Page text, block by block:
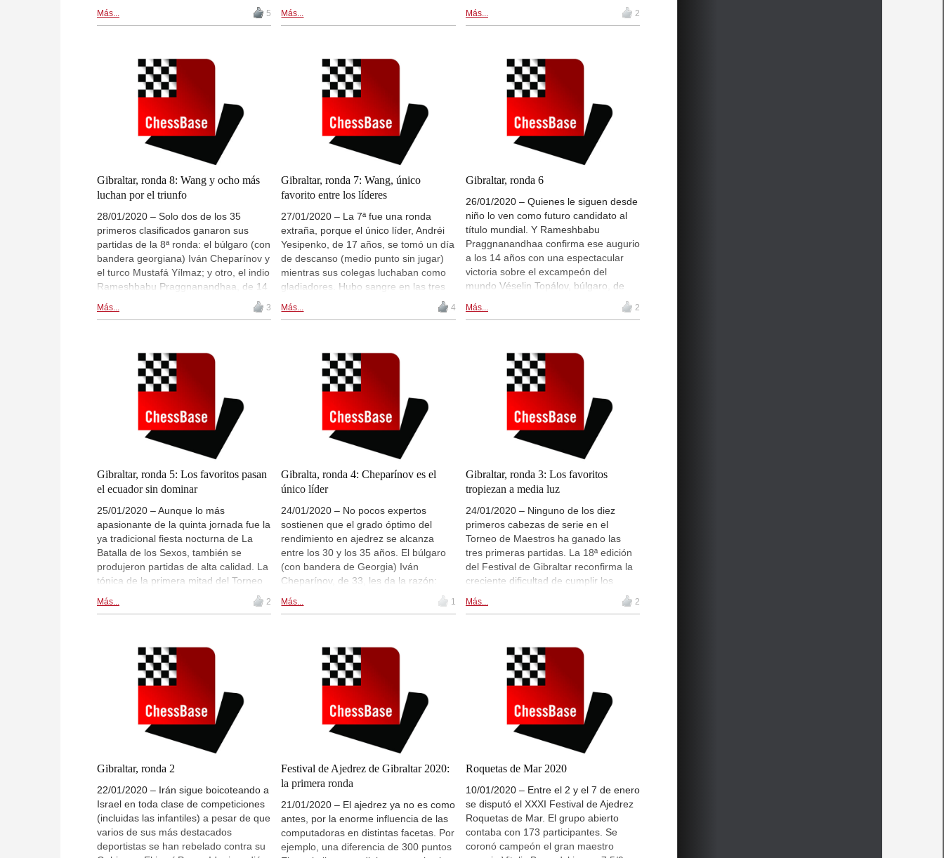
años, quien derrotó en las semifinales
del desempate rápido a su compatriota
asombroso es el resultado del indio
Rameshbabu Praggnanandhaa, de 14
años: empatado en el 8º puesto de
250 participantes. Crónica final por
Leontxo García. | Foto: Niki Riga
Más... 5
postura estóica acerca de las derrotas,
mostrando las partidas más bellas de
su carrera y explicando sus puntos de
vista. | Foto: John Saunders
Más...
(tablas) en el remate al iraní Parham
ruso David Paravyán, a quienes se
añadió el inesperado turco Mustafá
Yílmaz. Incluso grandes favoritos a
medio punto de la cabeza (Vachier-
Lagrave, Topálov, Navara…) tienen
todavía alguna remota posibilidad de
ganar el torneo. | Foto: Niki Riga
Más... 2
Gibraltar, ronda 8: Wang y ocho más
luchan por el triunfo
28/01/2020 – Solo dos de los 35
primeros clasificados ganaron sus
partidas de la 8ª ronda: el búlgaro (con
bandera georgiana) Iván Cheparínov y
el turco Mustafá Yílmaz; y otro, el indio
Rameshbabu Praggnanandhaa, de 14
años, venció por incomparecencia de
su rival enfermo, el azerbaiyano
clasificados a falta de dos rondas
(cuatro de ellos con 6,5 puntos, y cinco
con 6), solo el chino Hao Wang estaba
entre los diez primeros de la lista
inicial. | Foto: Niki Riga
Más... 3
Gibraltar, ronda 7: Wang, único
favorito entre los líderes
27/01/2020 – La 7ª fue una ronda
extraña, porque el único líder, Andréi
Yesipenko, de 17 años, se tomó un día
de descanso (medio punto sin jugar)
mientras sus colegas luchaban como
gladiadores. Hubo sangre en las tres
primeras mesas: el chino Hao Wang, el
iraní Parham Maghsoodloo y el ruso
años), el argentino Alan Pichot y el
ruso Mijaíl Antípov, respectivamente.
De modo que ahora hay cuatro
líderes, uno descansado y tres
jadeantes por el gran esfuerzo. |
Fotografías (también de la "Batalla de
los sexos, en la galería), por John
Más... 4
Gibraltar, ronda 6
26/01/2020 – Quienes le siguen desde
niño lo ven como futuro candidato al
título mundial. Y Rameshbabu
Praggnanandhaa confirma ese augurio
a los 14 años con una espectacular
victoria sobre el excampeón del
mundo Véselin Topálov, búlgaro, de
Maestros en el Festival de Gibraltar.
con medio punto más que siete
perseguidores. | Foto: Niki Riga
(Festival de Ajedrez de Gibraltar 2020)
Más... 2
Gibraltar, ronda 5: Los favoritos pasan
el ecuador sin dominar
25/01/2020 – Aunque lo más
apasionante de la quinta jornada fue la
ya tradicional fiesta nocturna de La
Batalla de los Sexos, también se
produjeron partidas de alta calidad. La
tónica de la primera mitad del Torneo
de los Maestros es la dificultad de los
favoritos para imponerse. De ellos,
Cheparínov, el iraní Parham
Maghsoodloo y los rusos Andréi
Yesipenko y David Paravyán. Y solo el
búlgaro Véselin Topálov, excampeón
del mundo, está en el grupo de
perseguidores.| Foto: John Saunders
(Festival de Ajedrez de Gibraltar 2020)
Más... 2
Gibralta, ronda 4: Cheparínov es el
único líder
24/01/2020 – No pocos expertos
sostienen que el grado óptimo del
rendimiento en ajedrez se alcanza
entre los 30 y los 35 años. El búlgaro
(con bandera de Georgia) Iván
Cheparínov, de 33, les da la razón:
líder en Gibraltar, donde ya triunfó en
2014, tras ganar las cuatro primeras
once perseguidores está el argentino
Leandro Krysa tras hacer tablas con el
primer cabeza de serie, el azerbaiyano
Shajriyar Mamediárov. | Foto: John
Saunders (Festival de Ajedrez de
Más... 1
Gibraltar, ronda 3: Los favoritos
tropiezan a media luz
24/01/2020 – Ninguno de los diez
primeros cabezas de serie en el
Torneo de Maestros ha ganado las
tres primeras partidas. La 18ª edición
del Festival de Gibraltar reconfirma la
creciente dificultad de cumplir los
pronósticos en el ajedrez moderno. Un
gran apagón en buena parte del
mayores incidentes. De los cinco
líderes, que incluyen al argentino
Leandro Krysa, el más fuerte es el
georgiano Iván Cheparínov, 11º en la
lista inicial.| Foto: Festival de Ajedrez
Más... 2
Gibraltar, ronda 2
22/01/2020 – Irán sigue boicoteando a
Israel en toda clase de competiciones
(incluidas las infantiles) a pesar de que
varios de sus más destacados
deportistas se han rebelado contra su
Festival de Ajedrez de Gibraltar 2020:
la primera ronda
21/01/2020 – El ajedrez ya no es como
antes, por la enorme influencia de las
computadoras en distintas facetas. Por
ejemplo, una diferencia de 300 puntos
Roquetas de Mar 2020
10/01/2020 – Entre el 2 y el 7 de enero
se disputó el XXXI Festival de Ajedrez
Roquetas de Mar. El grupo abierto
contaba con 173 participantes. Se
coronó campeón el gran maestro